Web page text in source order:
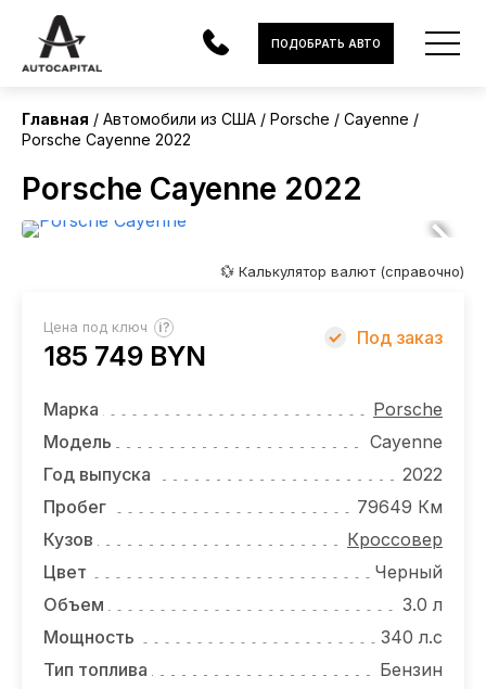
АВТОМОБИЛИ
ЭЛЕКТРОМОБИЛИ
УСЛУГИ
НОВОСТИ
ОТЗЫВЫ
ВАКАНСИИ
О КОМПАНИИ
КОНТАКТЫ
ПОДОБРАТЬ АВТО
Главная Автомобили из США Porsche
Cayenne
Porsche Cayenne 2022
Porsche Cayenne 2022
💱 Калькулятор валют (справочно)
Цена под ключ ?
185 749 BYN
Под заказ
Марка
Porsche
Модель
Cayenne
Год выпуска
2022
Пробег
79649 Км
Кузов
Кроссовер
Цвет
Черный
Объем
3.0 л
Мощность
340 л.с
Тип топлива
Бензин